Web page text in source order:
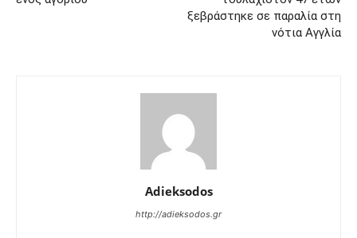
ξεβράστηκε σε παραλία στη
νότια Αγγλία
Adieksodos
http://adieksodos.gr